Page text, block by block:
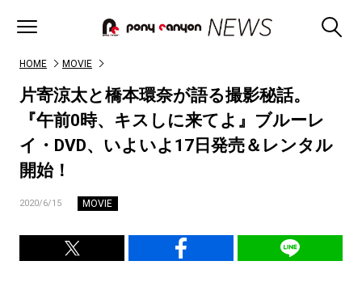
HOME MOVIE
片寄涼太と橋本環奈が語る撮影秘話。
『午前0時、キスしに来てよ』ブルーレ
イ・DVD、いよいよ17日発売＆レンタル
開始！
2020/6/15 MOVIE